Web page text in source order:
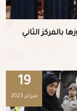
بالمركز الثاني
19
فبراير 2023